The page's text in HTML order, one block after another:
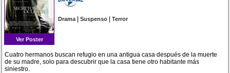
Ver Poster
Drama|Suspenso |Terror
Cuatro hermanos buscan refugio en una antigua casa después de la muerte
de su madre, solo para descubrir que la casa tiene otro habitante más
siniestro.